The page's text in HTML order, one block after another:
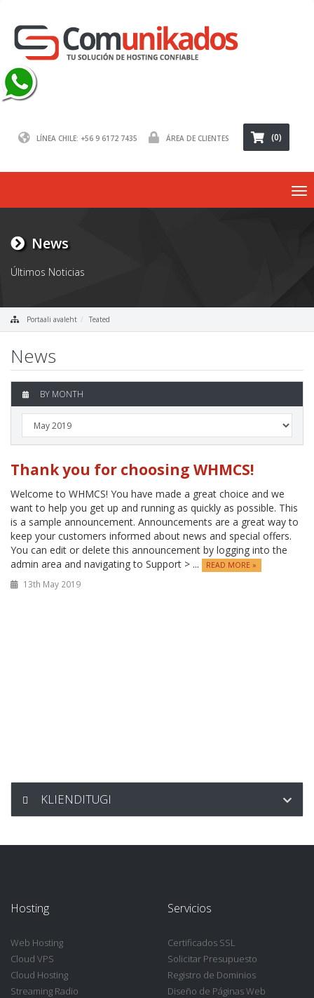
LÍNEA CHILE: +56 9 6172 7435 ÁREA DE CLIENTES (0)
News
Últimos Noticias
Portaali avaleht Teated
News
BY MONTH
Thank you for choosing WHMCS!
Welcome to WHMCS! You have made a great choice and we
want to help you get up and running as quickly as possible. This
is a sample announcement. Announcements are a great way to
keep your customers informed about news and special offers.
You can edit or delete this announcement by logging into the
admin area and navigating to Support > ...
READ MORE »
13th May 2019
KLIENDITUGI
Hosting
Web Hosting
Cloud VPS
Cloud Hosting
Streaming Radio
Servicios
Certificados SSL
Solicitar Presupuesto
Registro de Dominios
Diseño de Páginas Web